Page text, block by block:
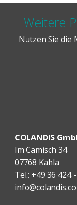
Weitere
Nutzen Sie die
COLANDIS
Im Camisch 34
07768 Kahla
Tel.: +49 36 424